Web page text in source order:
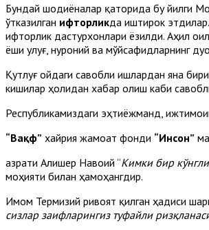
Бундай шодиёналар қаторида бу йилги
ўтказилган ифторликда иштирок
ифторлик дастурхонлари ёзилди. Аҳил
ёши улуғ, нуроний ва мўйсафидларнинг
Қутлуғ ойдаги савобли ишлардан яна
кишилар ҳолидан хабар олиш каби
Республикамиздаги эҳтиёжманд,
“Вақф” хайрия жамоат фонди “Инсон”
Ҳазрати Алишер Навоий “Кимки бир
моҳияти билан ҳамоҳангдир.
Имом Термизий ривоят қилган ҳадиси
сизлар заифларингиз туфайли